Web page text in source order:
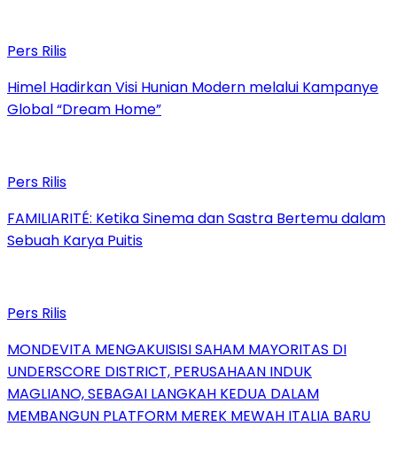
Pers Rilis
Himel Hadirkan Visi Hunian Modern melalui Kampanye
Global “Dream Home”
Pers Rilis
FAMILIARITÉ: Ketika Sinema dan Sastra Bertemu dalam
Sebuah Karya Puitis
Pers Rilis
MONDEVITA MENGAKUISISI SAHAM MAYORITAS DI
UNDERSCORE DISTRICT, PERUSAHAAN INDUK
MAGLIANO, SEBAGAI LANGKAH KEDUA DALAM
MEMBANGUN PLATFORM MEREK MEWAH ITALIA BARU